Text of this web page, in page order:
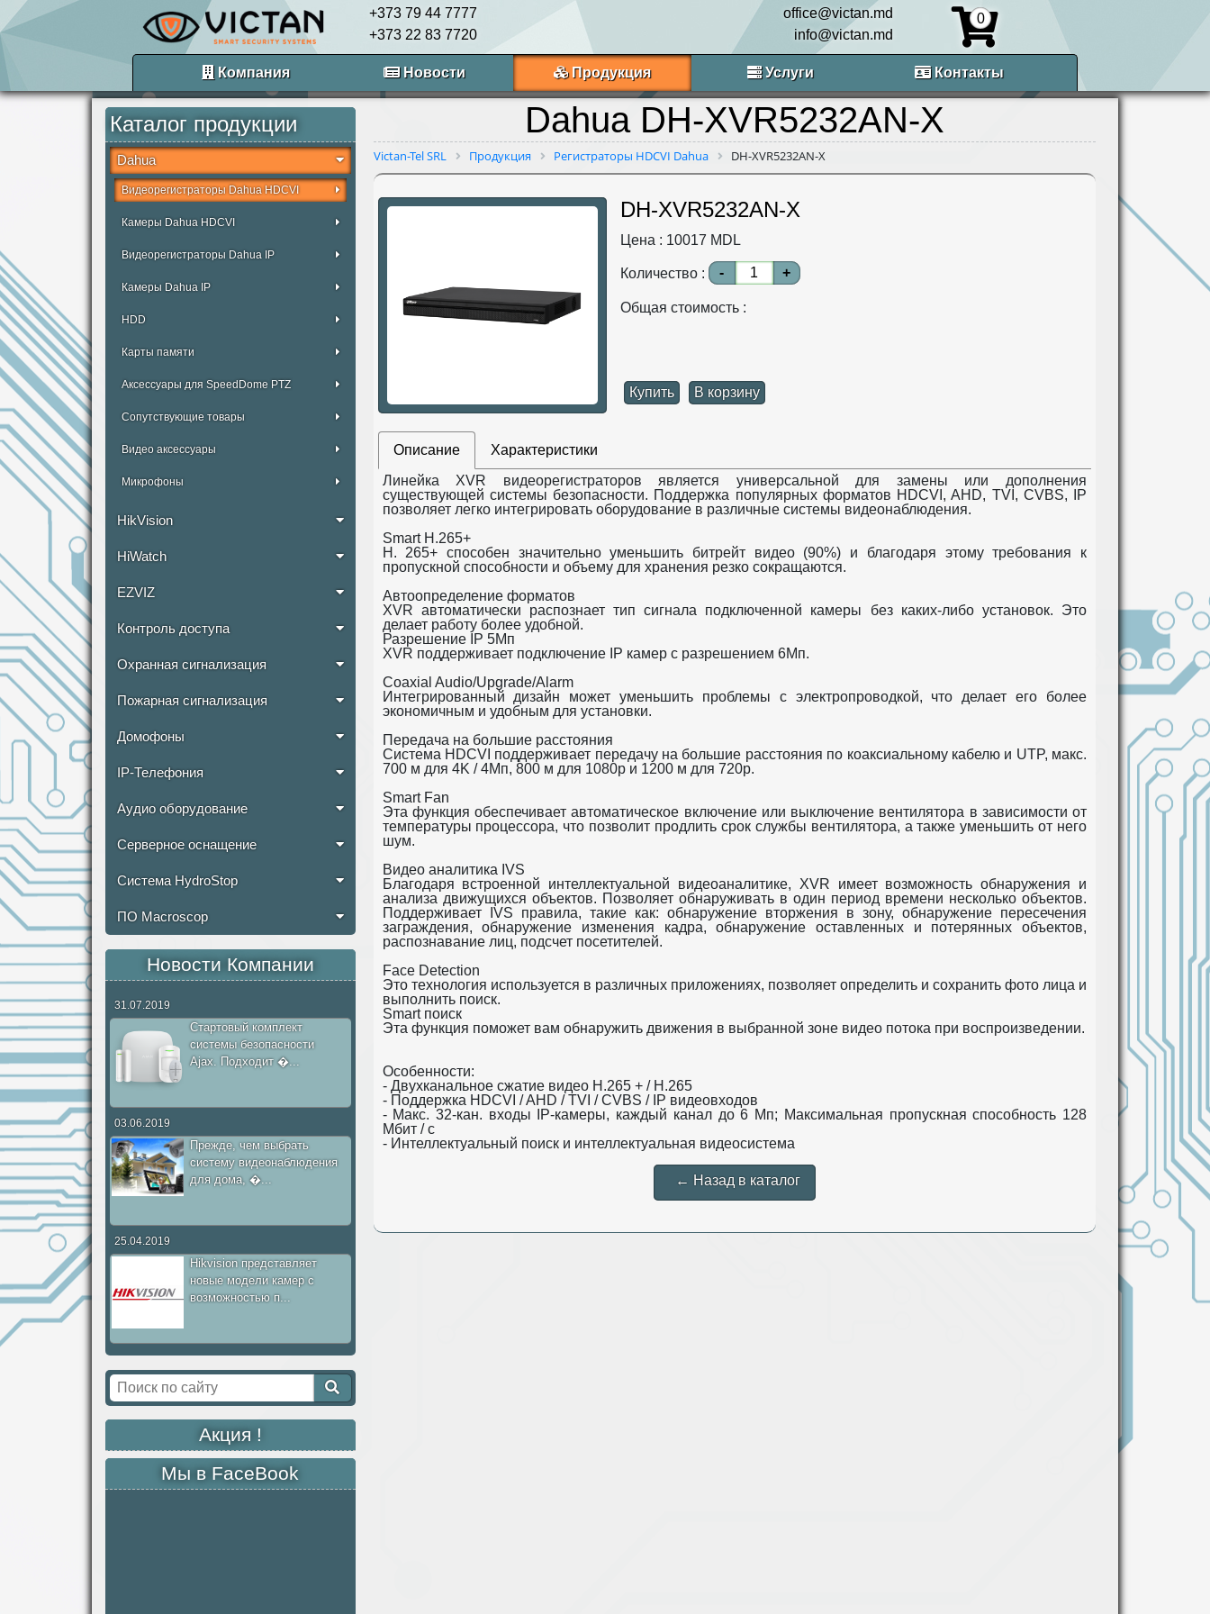
+373 79 44 7777
+373 22 83 7720
office@victan.md
info@victan.md
0
Компания Новости Продукция Услуги Контакты
Каталог продукции
Dahua
Видеорегистраторы Dahua HDCVI
Камеры Dahua HDCVI
Видеорегистраторы Dahua IP
Камеры Dahua IP
HDD
Карты памяти
Аксессуары для SpeedDome PTZ
Сопутствующие товары
Видео аксессуары
Микрофоны
HikVision
HiWatch
EZVIZ
Контроль доступа
Охранная сигнализация
Пожарная сигнализация
Домофоны
IP-Телефония
Аудио оборудование
Серверное оснащение
Система HydroStop
ПО Macroscop
Новости Компании
31.07.2019
Стартовый комплект
системы безопасности
Ajax. Подходит �...
03.06.2019
Прежде, чем выбрать
систему видеонаблюдения
для дома, �...
25.04.2019
Hikvision представляет
новые модели камер с
возможностью п...
Акция !
Мы в FaceBook
Dahua DH-XVR5232AN-X
Victan-Tel SRL Продукция Регистраторы HDCVI Dahua DH-XVR5232AN-X
DH-XVR5232AN-X
Цена : 10017 MDL
Количество : - +
Общая стоимость :
Купить В корзину
Описание
Характеристики
Линейка XVR видеорегистраторов является универсальной для замены или дополнения
существующей системы безопасности. Поддержка популярных форматов HDCVI, AHD, TVI, CVBS, IP
позволяет легко интегрировать оборудование в различные системы видеонаблюдения.
Smart H.265+
H. 265+ способен значительно уменьшить битрейт видео (90%) и благодаря этому требования к
пропускной способности и объему для хранения резко сокращаются.
Автоопределение форматов
XVR автоматически распознает тип сигнала подключенной камеры без каких-либо установок. Это
делает работу более удобной.
Разрешение IP 5Мп
XVR поддерживает подключение IP камер с разрешением 6Мп.
Coaxial Audio/Upgrade/Alarm
Интегрированный дизайн может уменьшить проблемы с электропроводкой, что делает его более
экономичным и удобным для установки.
Передача на большие расстояния
Система HDCVI поддерживает передачу на большие расстояния по коаксиальному кабелю и UTP, макс.
700 м для 4K / 4Mп, 800 м для 1080p и 1200 м для 720p.
Smart Fan
Эта функция обеспечивает автоматическое включение или выключение вентилятора в зависимости от
температуры процессора, что позволит продлить срок службы вентилятора, а также уменьшить от него
шум.
Видео аналитика IVS
Благодаря встроенной интеллектуальной видеоаналитике, XVR имеет возможность обнаружения и
анализа движущихся объектов. Позволяет обнаруживать в один период времени несколько объектов.
Поддерживает IVS правила, такие как: обнаружение вторжения в зону, обнаружение пересечения
заграждения, обнаружение изменения кадра, обнаружение оставленных и потерянных объектов,
распознавание лиц, подсчет посетителей.
Face Detection
Это технология используется в различных приложениях, позволяет определить и сохранить фото лица и
выполнить поиск.
Smart поиск
Эта функция поможет вам обнаружить движения в выбранной зоне видео потока при воспроизведении.
Особенности:
- Двухканальное сжатие видео H.265 + / H.265
- Поддержка HDCVI / AHD / TVI / CVBS / IP видеовходов
- Макс. 32-кан. входы IP-камеры, каждый канал до 6 Мп; Максимальная пропускная способность 128
Мбит / с
- Интеллектуальный поиск и интеллектуальная видеосистема
← Назад в каталог